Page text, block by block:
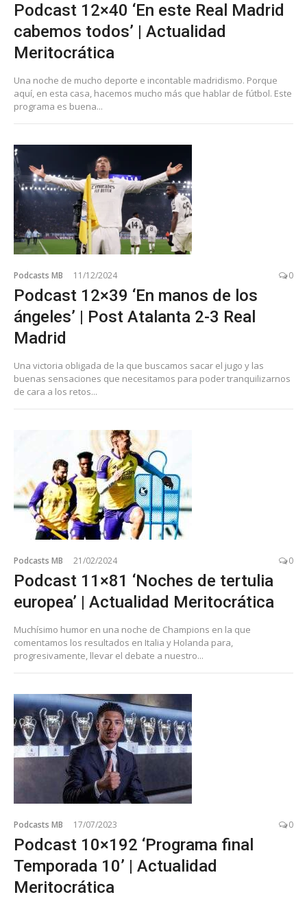
Podcast 12×40 ‘En este Real Madrid
cabemos todos’ | Actualidad
Meritocrática
Una noche de mucho deporte e incontable madridismo. Porque
aquí, en esta casa, hacemos mucho más que hablar de fútbol. Este
programa es buena...
Podcasts MB 11/12/2024 0
Podcast 12×39 ‘En manos de los
ángeles’ | Post Atalanta 2-3 Real
Madrid
Una victoria obligada de la que buscamos sacar el jugo y las
buenas sensaciones que necesitamos para poder tranquilizarnos
de cara a los retos...
Podcasts MB 21/02/2024 0
Podcast 11×81 ‘Noches de tertulia
europea’ | Actualidad Meritocrática
Muchísimo humor en una noche de Champions en la que
comentamos los resultados en Italia y Holanda para,
progresivamente, llevar el debate a nuestro...
Podcasts MB 17/07/2023 0
Podcast 10×192 ‘Programa final
Temporada 10’ | Actualidad
Meritocrática